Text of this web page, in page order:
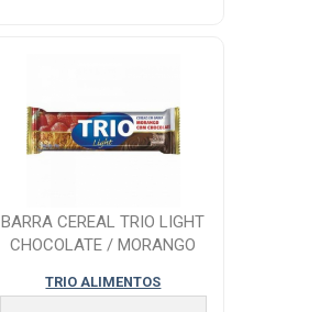
BARRA CEREAL TRIO LIGHT
CHOCOLATE / MORANGO
TRIO ALIMENTOS